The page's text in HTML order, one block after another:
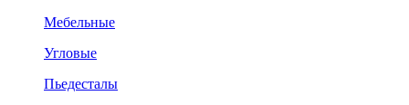
Мебельные
Угловые
Пьедесталы